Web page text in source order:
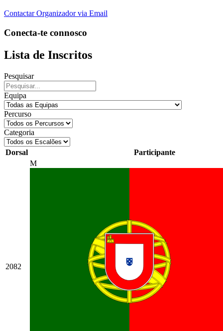
Contactar Organizador via Email
Conecta-te connosco
Lista de Inscritos
Pesquisar
Equipa
Percurso
Categoria
Dorsal Participante
2082
M